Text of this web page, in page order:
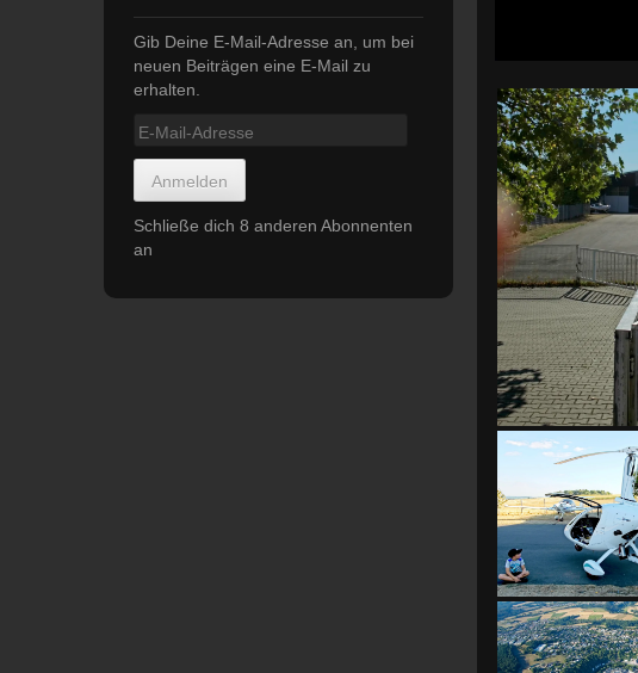
Gib Deine E-Mail-Adresse an, um bei
neuen Beiträgen eine E-Mail zu
erhalten.
E-
Adresse
Anmelden
Schließe dich 8 anderen Abonnenten
an